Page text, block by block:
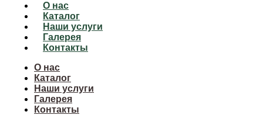
О нас
Каталог
Наши услуги
Галерея
Контакты
О нас
Каталог
Наши услуги
Галерея
Контакты